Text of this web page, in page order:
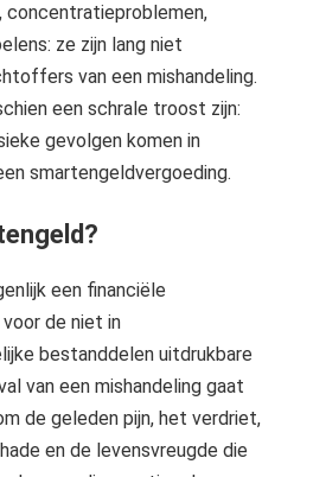
concentratieproblemen,
ze zijn lang niet
van een mishandeling.
een schrale troost zijn:
gevolgen komen in
smartengeldvergoeding.
een financiële
de niet in
bestanddelen uitdrukbare
van een mishandeling gaat
de geleden pijn, het verdriet,
en de levensvreugde die